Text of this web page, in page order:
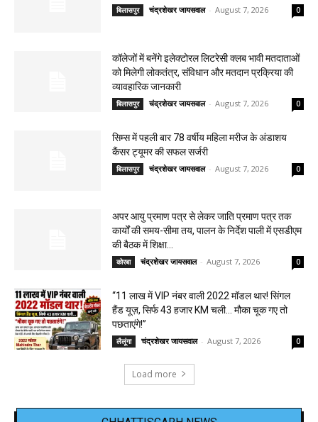
बिलासपुर चंद्रशेखर जायसवाल - August 7, 2026 0
कॉलेजों में बनेंगे इलेक्टोरल लिटरेसी क्लब भावी मतदाताओं
को मिलेगी लोकतंत्र, संविधान और मतदान प्रक्रिया की
व्यावहारिक जानकारी
बिलासपुर चंद्रशेखर जायसवाल - August 7, 2026 0
सिम्स में पहली बार 78 वर्षीय महिला मरीज के अंडाशय
कैंसर ट्यूमर की सफल सर्जरी
बिलासपुर चंद्रशेखर जायसवाल - August 7, 2026 0
अपर आयु प्रमाण पत्र से लेकर जाति प्रमाण पत्र तक
कार्यों की समय-सीमा तय, पालन के निर्देश पाली में एसडीएम
की बैठक में शिक्षा...
कोरबा चंद्रशेखर जायसवाल - August 7, 2026 0
“11 लाख में VIP नंबर वाली 2022 मॉडल थार! सिंगल
हैंड यूज़, सिर्फ 43 हजार KM चली… मौका चूक गए तो
पछताएंगे!”
लैलूंगा चंद्रशेखर जायसवाल - August 7, 2026 0
Load more